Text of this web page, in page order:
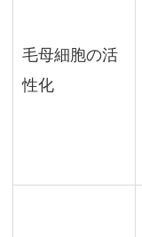
育
毛母細胞の活
性化